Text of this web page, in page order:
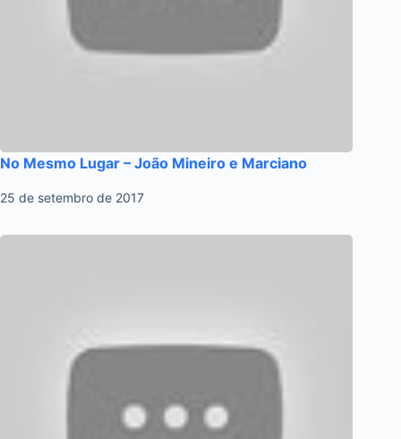
No Mesmo Lugar – João Mineiro e Marciano
25 de setembro de 2017